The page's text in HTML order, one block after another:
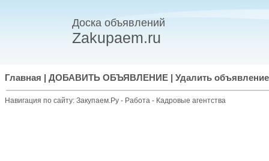
Доска объявлений
Zakupaem.ru
Главная ДОБАВИТЬ ОБЪЯВЛЕНИЕ Удалить объявление
Навигация по сайту: Закупаем.Ру - Работа - Кадровые агентства